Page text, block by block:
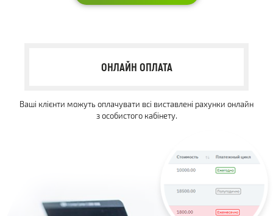
ОНЛАЙН ОПЛАТА
Ваші клієнти можуть оплачувати всі виставлені рахунки онлайн
з особистого кабінету.